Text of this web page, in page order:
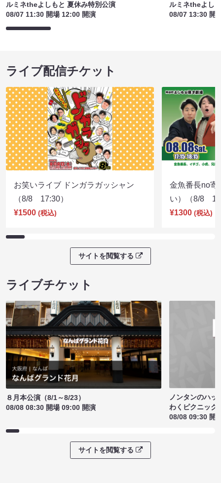
ルミネtheよしもと 夏休み特別公演
08/07 11:30 開場 12:00 開演
ルミネtheよし
08/07 13:30 開
ライブ配信チケット
お笑いライブ ドンガラガッシャン
（8/8 17:30）
¥1500 (税込)
金魚番長no寄
い）（8/8
¥1300 (税込)
サイトを閲覧する
ライブチケット
８月本公演（8/1～8/23）
08/08 08:30 開場 09:00 開演
ノンタンのハッ
わくピクニック
08/08 09:30 開
サイトを閲覧する